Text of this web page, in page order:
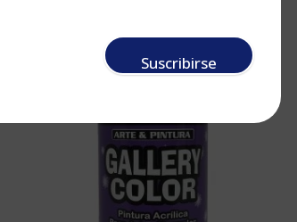
Suscribirse